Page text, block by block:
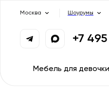
Москва Шоурумы
+7
Мебель для девочки